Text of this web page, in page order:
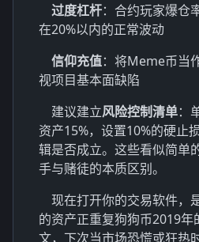
过度杠杆：合约玩家爆仓
在20%以内的正常波动
信仰充值：将Meme币当
视项目基本面缺陷
建议建立风险控制清单：
资产15%，设置10%的硬止
辑是否成立。这些看似简单
手与赌徒的本质区别。
现在打开你的交易软件，
的资产正重复狗狗币2019
文，下次当市场恐慌或狂热